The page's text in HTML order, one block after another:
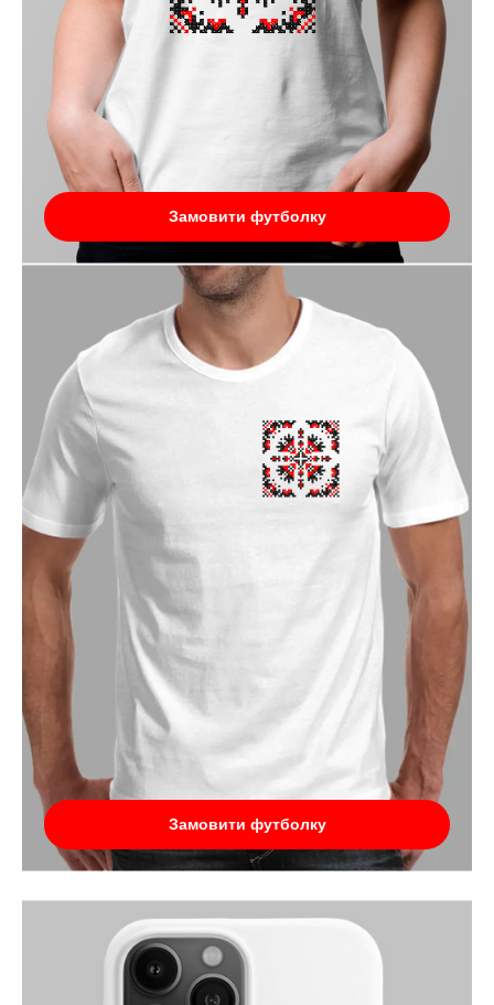
Замовити футболку
Замовити футболку